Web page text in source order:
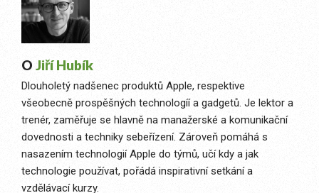
O Jiří Hubík
Dlouholetý nadšenec produktů Apple, respektive
všeobecně prospěšných technologíí a gadgetů. Je lektor a
trenér, zaměřuje se hlavně na manažerské a komunikační
dovednosti a techniky sebeřízení. Zároveň pomáhá s
nasazením technologií Apple do týmů, učí kdy a jak
technologie používat, pořádá inspirativní setkání a
vzdělávací kurzy.